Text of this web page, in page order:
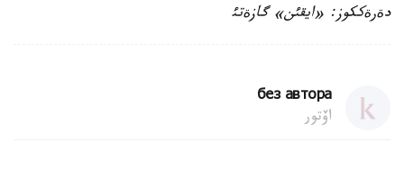
دةرةككوز: «ايقئن» گازةتئ
без автора
اۆتور